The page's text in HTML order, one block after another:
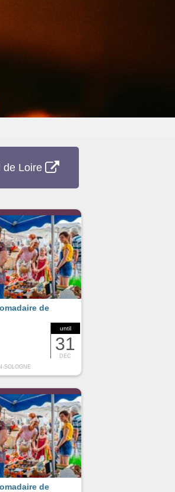
de Loire
until
31
DEC
de
SOLOGNE
de